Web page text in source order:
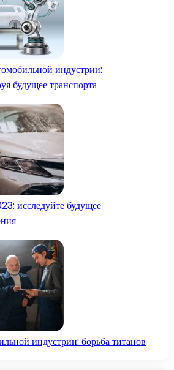
индустрии:
будущее транспорта
исследуйте будущее
индустрии: борьба титанов